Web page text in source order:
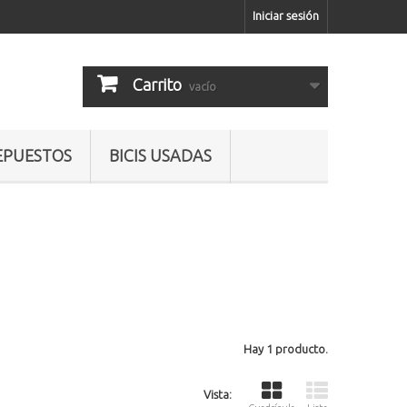
Iniciar sesión
Carrito vacío
BICIS USADAS
Hay 1 producto.
Vista: